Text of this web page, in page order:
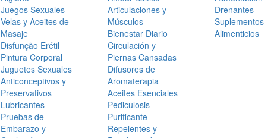
Juegos Sexuales
Velas y Aceites de
Masaje
Disfunção Erétil
Pintura Corporal
Juguetes Sexuales
Anticonceptivos y
Preservativos
Lubricantes
Pruebas de
Embarazo y
Articulaciones y
Músculos
Bienestar Diario
Circulación y
Piernas Cansadas
Difusores de
Aromaterapia
Aceites Esenciales
Pediculosis
Purificante
Repelentes y
Drenantes
Suplementos
Alimenticios